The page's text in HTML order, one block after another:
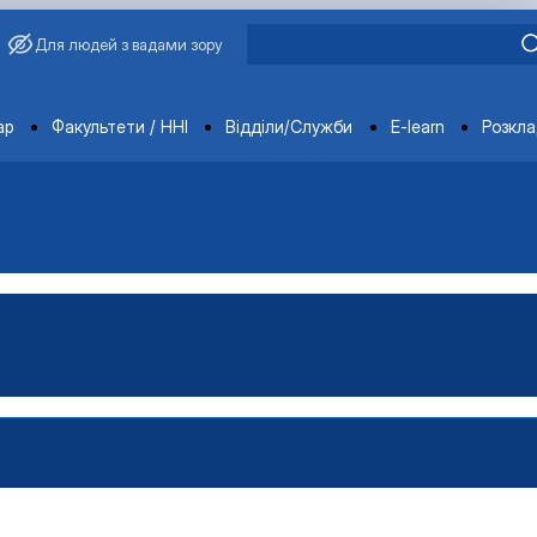
Для людей з вадами зору
Факультети / ННІ Відділи/Служби E-learn